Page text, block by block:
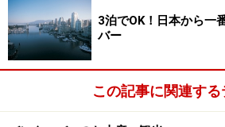
※海外を訪れる際には最新情報の入手に努
ホームページ」を確認するなど、安全確
ださい。
1/3
3泊でOK！日本から一
バー
この記事に関連する